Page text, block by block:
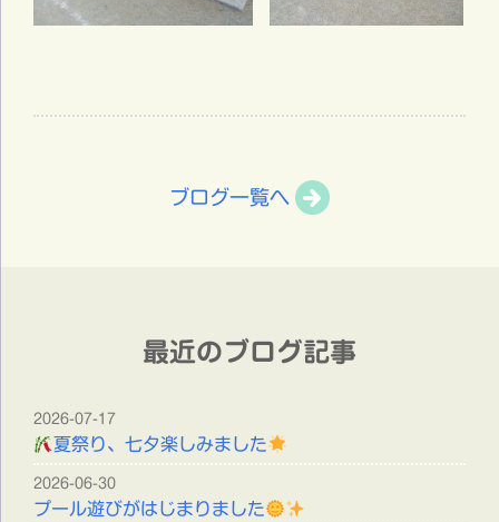
ブログ一覧へ
最近のブログ記事
夏祭り、七夕楽しみました
2026-07-17
プール遊びがはじまりました
2026-06-30